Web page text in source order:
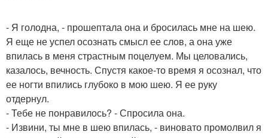
- Я голодна, - прошептала она и бросилась мне на шею.
Я еще не успел осознать смысл ее слов, а она уже
впилась в меня страстным поцелуем. Мы целовались,
казалось, вечность. Спустя какое-то время я осознал, что
ее ногти впились глубоко в мою шею. Я ее руку
отдернул.
- Тебе не понравилось? - Спросила она.
- Извини, ты мне в шею впилась, - виновато промолвил я